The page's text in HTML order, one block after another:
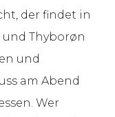
der findet in
Thyborøn
und
am Abend
Wer